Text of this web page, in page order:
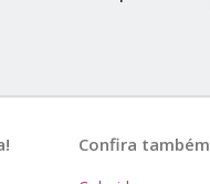
Confira também